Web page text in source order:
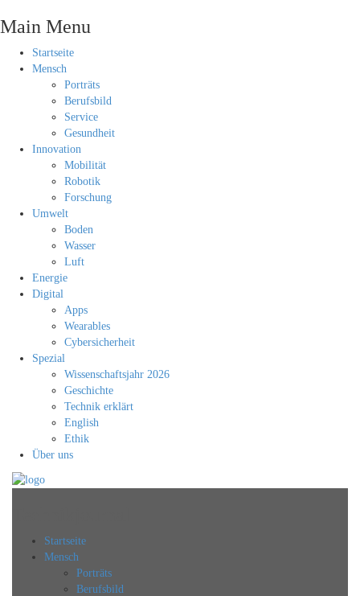
Main Menu
Startseite
Mensch
Porträts
Berufsbild
Service
Gesundheit
Innovation
Mobilität
Robotik
Forschung
Umwelt
Boden
Wasser
Luft
Energie
Digital
Apps
Wearables
Cybersicherheit
Spezial
Wissenschaftsjahr 2026
Geschichte
Technik erklärt
English
Ethik
Über uns
Startseite
Mensch
Porträts
Berufsbild